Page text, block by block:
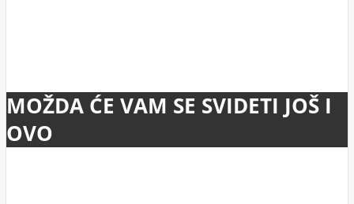
MOŽDA ĆE VAM SE SVIDETI JOŠ I
OVO